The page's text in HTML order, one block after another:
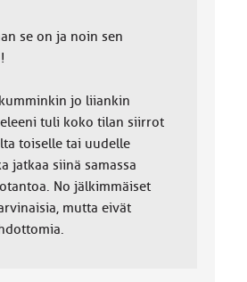
se on ja noin sen
jo liiankin
tuli koko tilan siirrot
toiselle tai uudelle
jatkaa siinä samassa
No jälkimmäiset
mutta eivät